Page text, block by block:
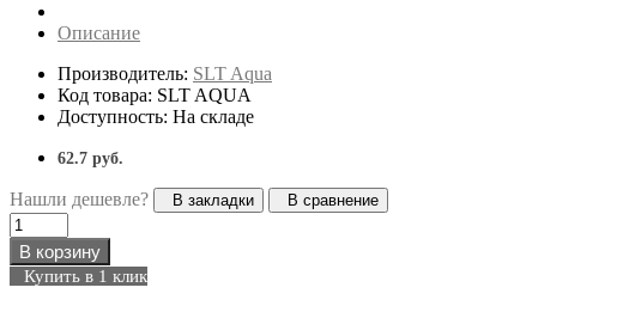
Описание
Производитель: SLT Aqua
Код товара: SLT AQUA
Доступность: На складе
62.7 руб.
Нашли дешевле? В закладки В сравнение
В корзину
Купить в 1 клик